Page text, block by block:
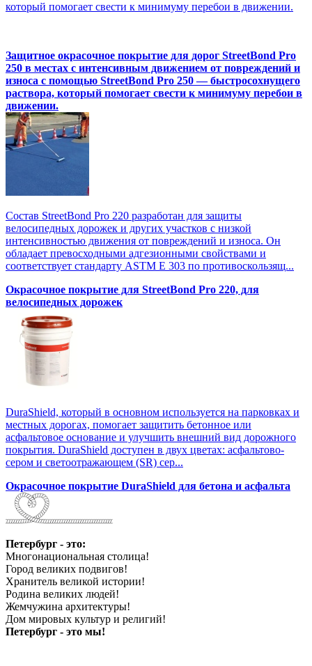
который помогает свести к минимуму перебои в движении.
Защитное окрасочное покрытие для дорог StreetBond Pro
250 в местах с интенсивным движением от повреждений и
износа с помощью StreetBond Pro 250 — быстросохнущего
раствора, который помогает свести к минимуму перебои в
движении.
Состав StreetBond Pro 220 разработан для защиты
велосипедных дорожек и других участков с низкой
интенсивностью движения от повреждений и износа. Он
обладает превосходными адгезионными свойствами и
соответствует стандарту ASTM E 303 по противоскользящ...
Окрасочное покрытие для StreetBond Pro 220, для
велосипедных дорожек
DuraShield, который в основном используется на парковках и
местных дорогах, помогает защитить бетонное или
асфальтовое основание и улучшить внешний вид дорожного
покрытия. DuraShield доступен в двух цветах: асфальтово-
сером и светоотражающем (SR) сер...
Окрасочное покрытие DuraShield для бетона и асфальта
Петербург - это:
Многонациональная столица!
Город великих подвигов!
Хранитель великой истории!
Родина великих людей!
Жемчужина архитектуры!
Дом мировых культур и религий!
Петербург - это мы!